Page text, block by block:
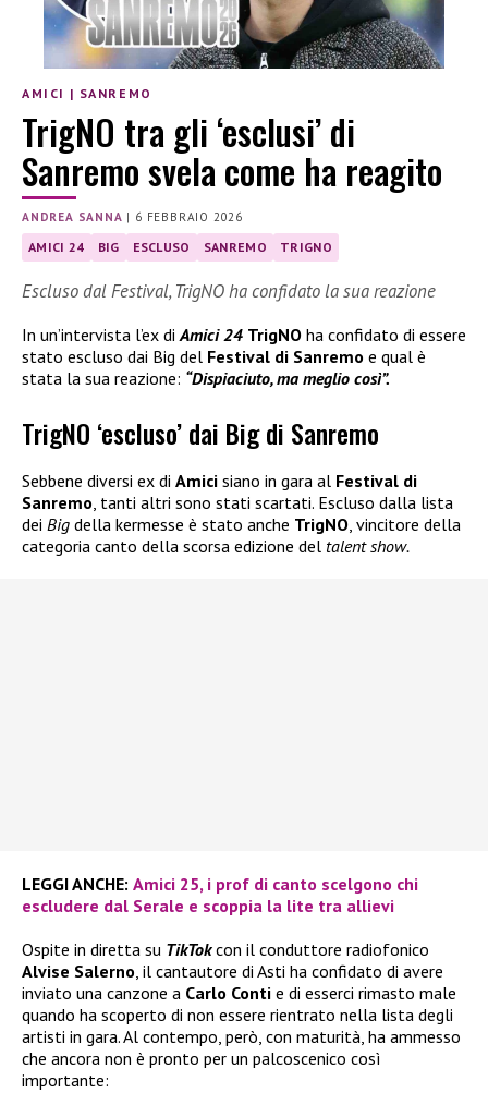
AMICI | SANREMO
TrigNO tra gli ‘esclusi’ di
Sanremo svela come ha reagito
ANDREA SANNA | 6 FEBBRAIO 2026
AMICI 24 BIG ESCLUSO SANREMO TRIGNO
Escluso dal Festival, TrigNO ha confidato la sua reazione
In un’intervista l’ex di Amici 24 TrigNO ha confidato di essere
stato escluso dai Big del Festival di Sanremo e qual è
stata la sua reazione: “Dispiaciuto, ma meglio così”.
TrigNO ‘escluso’ dai Big di Sanremo
Sebbene diversi ex di Amici siano in gara al Festival di
Sanremo, tanti altri sono stati scartati. Escluso dalla lista
dei Big della kermesse è stato anche TrigNO, vincitore della
categoria canto della scorsa edizione del talent show.
LEGGI ANCHE: Amici 25, i prof di canto scelgono chi
escludere dal Serale e scoppia la lite tra allievi
Ospite in diretta su TikTokcon il conduttore radiofonico
Alvise Salerno, il cantautore di Asti ha confidato di avere
inviato una canzone a Carlo Conti e di esserci rimasto male
quando ha scoperto di non essere rientrato nella lista degli
artisti in gara. Al contempo, però, con maturità, ha ammesso
che ancora non è pronto per un palcoscenico così
importante: